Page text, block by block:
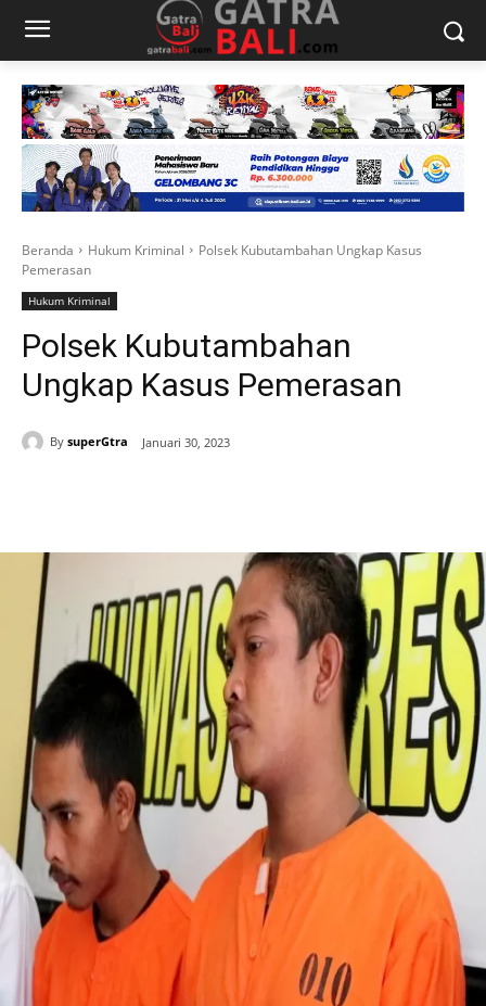
Beranda Hukum Kriminal
Polsek Kubutambahan Ungkap Kasus
Pemerasan
Hukum Kriminal
Polsek Kubutambahan
Ungkap Kasus Pemerasan
By superGtra Januari 30, 2023